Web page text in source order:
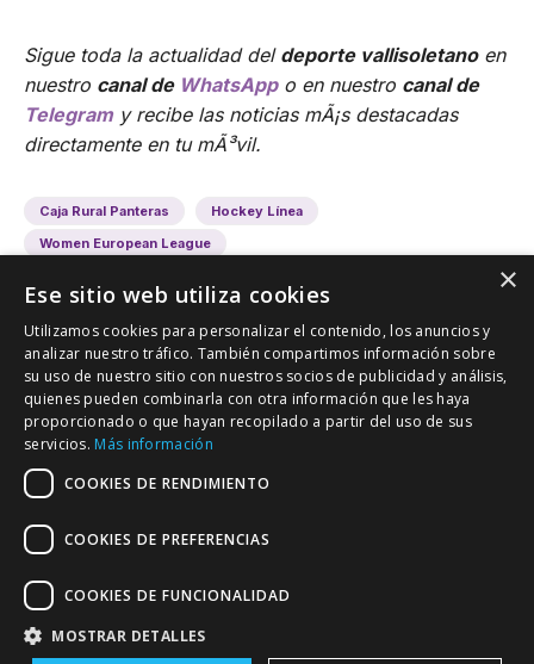
Sigue toda la actualidad del deporte vallisoletanoen
nuestro canal de WhatsAppo en nuestro canal de
Telegramy recibe las noticias mÃ¡s destacadas
directamente en tu mÃ³vil.
Caja Rural Panteras
Hockey Línea
Women European League
VALLADOLID DEPORTIVO
Colaboración Contacto
×
Ese sitio web utiliza cookies
Utilizamos cookies para personalizar el contenido, los anuncios y
analizar nuestro tráfico. También compartimos información sobre
su uso de nuestro sitio con nuestros socios de publicidad y análisis,
quienes pueden combinarla con otra información que les haya
proporcionado o que hayan recopilado a partir del uso de sus
servicios. Más información
COOKIES DE RENDIMIENTO
COOKIES DE PREFERENCIAS
COOKIES DE FUNCIONALIDAD
MOSTRAR DETALLES